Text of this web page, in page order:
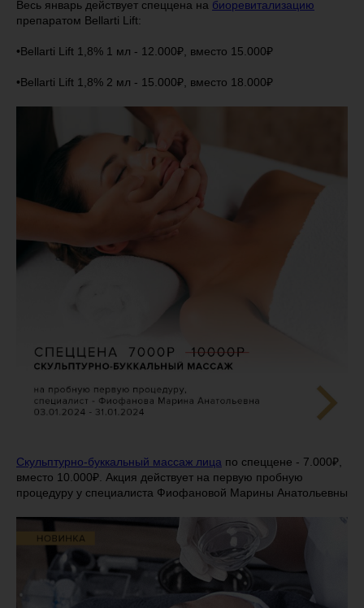
Весь январь действует спеццена на биоревитализацию
препаратом Bellarti Lift:
•Bellarti Lift 1,8% 1 мл - 12.000₽, вместо 15.000₽
•Bellarti Lift 1,8% 2 мл - 15.000₽, вместо 18.000₽
Скульптурно-буккальный массаж лица по спеццене - 7.000₽,
вместо 10.000₽. Акция действует на первую пробную
процедуру у специалиста Фиофановой Марины Анатольевны